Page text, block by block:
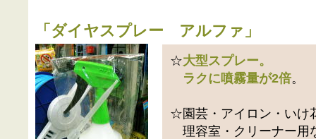
「 ダイヤスプレー アルファ 」
☆大型スプレー。
ラクに噴霧量が2倍。
☆園芸・アイロン・いけ
理容室・クリーナー用